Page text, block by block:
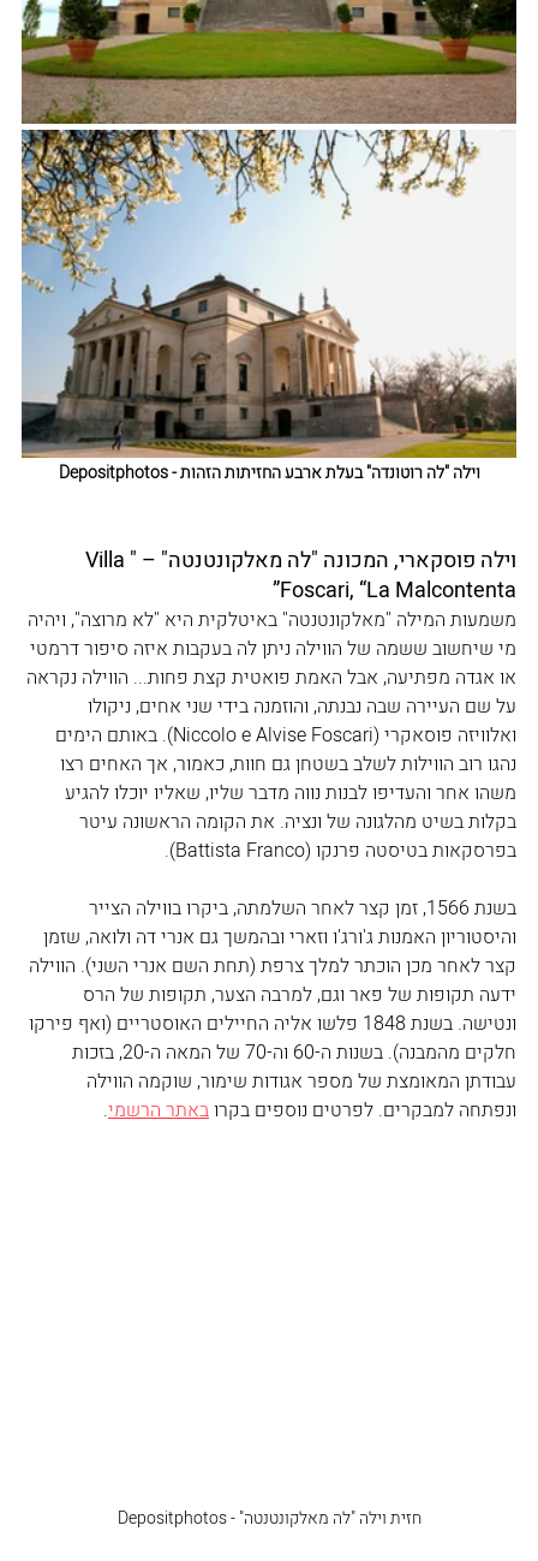
וילה "לה רוטונדה" בעלת ארבע החזיתות הזהות - Depositphotos
וילה פוסקארי, המכונה "לה מאלקונטנטה" – "Villa
Foscari, “La Malcontenta”
משמעות המילה "מאלקונטנטה" באיטלקית היא "לא מרוצה", ויהיה
מי שיחשוב ששמה של הווילה ניתן לה בעקבות איזה סיפור דרמטי
או אגדה מפתיעה, אבל האמת פואטית קצת פחות... הווילה נקראה
על שם העיירה שבה נבנתה, והוזמנה בידי שני אחים, ניקולו
ואלוויזה פוסאקרי (Niccolo e Alvise Foscari). באותם הימים
נהגו רוב הווילות לשלב בשטחן גם חוות, כאמור, אך האחים רצו
משהו אחר והעדיפו לבנות נווה מדבר שליו, שאליו יוכלו להגיע
בקלות בשיט מהלגונה של ונציה. את הקומה הראשונה עיטר
בפרסקאות בטיסטה פרנקו (Battista Franco).
בשנת 1566, זמן קצר לאחר השלמתה, ביקרו בווילה הצייר
והיסטוריון האמנות ג'ורג'ו וזארי ובהמשך גם אנרי דה ולואה, שזמן
קצר לאחר מכן הוכתר למלך צרפת (תחת השם אנרי השני). הווילה
ידעה תקופות של פאר וגם, למרבה הצער, תקופות של הרס
ונטישה. בשנת 1848 פלשו אליה החיילים האוסטריים (ואף פירקו
חלקים מהמבנה). בשנות ה-60 וה-70 של המאה ה-20, בזכות
עבודתן המאומצת של מספר אגודות שימור, שוקמה הווילה
ונפתחה למבקרים. לפרטים נוספים בקרו באתר הרשמי.
חזית וילה "לה מאלקונטנטה" - Depositphotos